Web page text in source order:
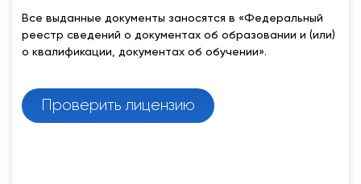
Все выданные документы заносятся в «Федеральный
реестр сведений о документах об образовании и (или)
о квалификации, документах об обучении».
Проверить лицензию